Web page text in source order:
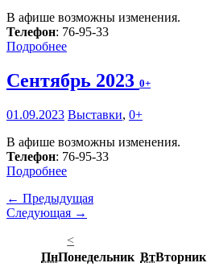
В афише возможны изменения.
Телефон: 76-95-33
Подробнее
Сентябрь 2023 0+
01.09.2023 Выставки, 0+
В афише возможны изменения.
Телефон: 76-95-33
Подробнее
← Предыдущая
Следующая →
<
ПнПонедельник ВтВторник